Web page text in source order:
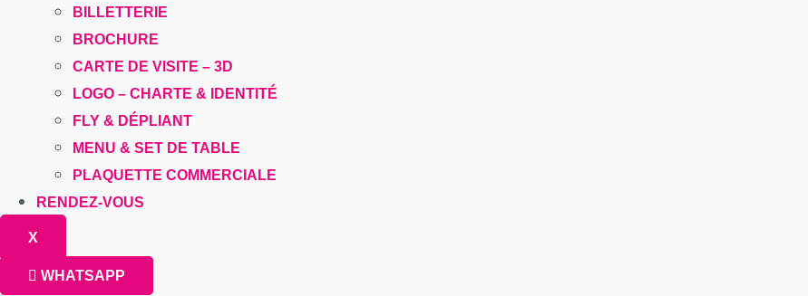
BILLETTERIE
BROCHURE
CARTE DE VISITE – 3D
LOGO – CHARTE & IDENTITÉ
FLY & DÉPLIANT
MENU & SET DE TABLE
PLAQUETTE COMMERCIALE
RENDEZ-VOUS
X
WHATSAPP